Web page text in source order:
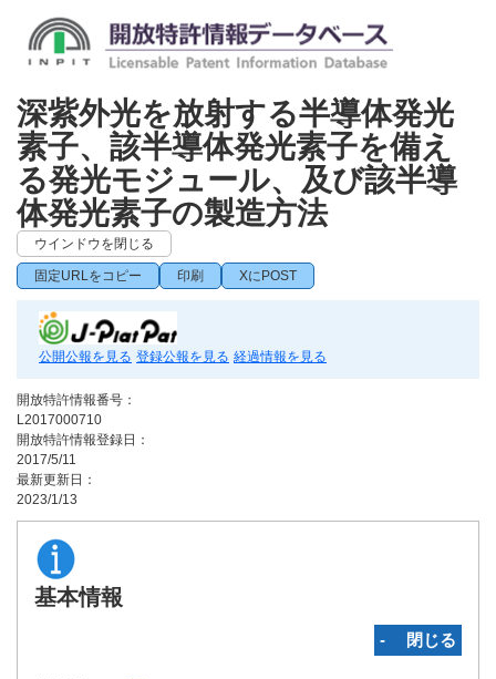
深紫外光を放射する半導体発光
素子、該半導体発光素子を備え
る発光モジュール、及び該半導
体発光素子の製造方法
ウインドウを閉じる
固定URLをコピー 印刷 XにPOST
公開公報を見る 登録公報を見る 経過情報を見る
開放特許情報番号：
L2017000710
開放特許情報登録日：
2017/5/11
最新更新日：
2023/1/13
基本情報
‐ 閉じる